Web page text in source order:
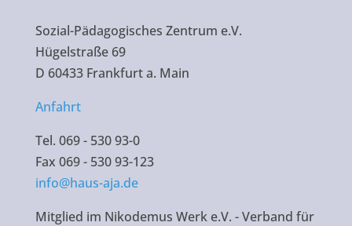
Sozial-Pädagogisches Zentrum e.V.
Hügelstraße 69
D 60433 Frankfurt a. Main
Anfahrt
Tel. 069 - 530 93-0
Fax 069 - 530 93-123
info@haus-aja.de
Mitglied im Nikodemus Werk e.V. - Verband für